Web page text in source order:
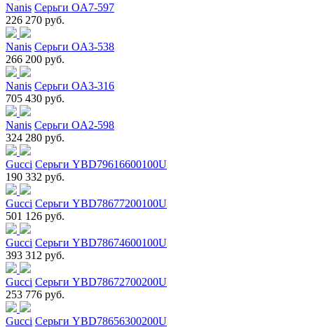
Nanis Серьги OA7-597
226 270 руб.
Nanis Серьги OA3-538
266 200 руб.
Nanis Серьги OA3-316
705 430 руб.
Nanis Серьги OA2-598
324 280 руб.
Gucci Серьги YBD79616600100U
190 332 руб.
Gucci Серьги YBD78677200100U
501 126 руб.
Gucci Серьги YBD78674600100U
393 312 руб.
Gucci Серьги YBD78672700200U
253 776 руб.
Gucci Серьги YBD78656300200U